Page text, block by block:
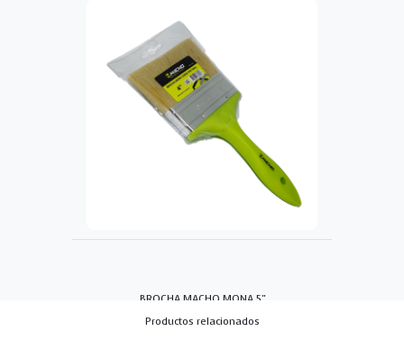
BROCHA MACHO MONA 5"
Productos relacionados